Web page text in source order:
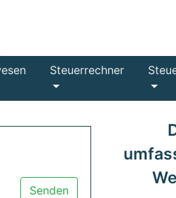
Steuerrechner
Senden